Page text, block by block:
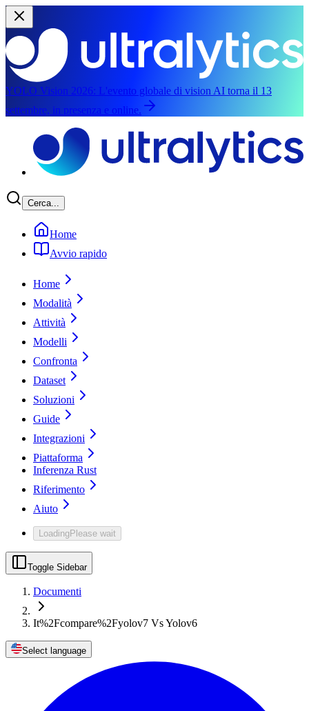
YOLO Vision 2026: L'evento globale di vision AI torna il 13
settembre, in presenza e online.
Cerca...
Home
Avvio rapido
Home
Modalità
Attività
Modelli
Confronta
Dataset
Soluzioni
Guide
Integrazioni
Piattaforma
Inferenza Rust
Riferimento
Aiuto
LoadingPlease wait
Toggle Sidebar
Documenti
It%2Fcompare%2Fyolov7 Vs Yolov6
Select language